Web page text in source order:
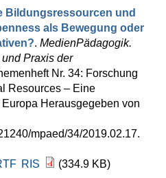
Bildungsressourcen und
als Bewegung oder
. MedienPädagogik.
Praxis der
Nr. 34: Forschung
Resources – Eine
Herausgegeben von
mpaed/34/2019.02.17.
RIS (334.9 KB)